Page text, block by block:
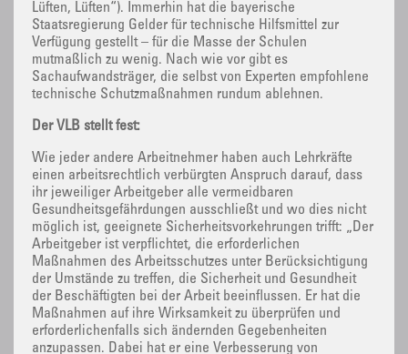
Lüften, Lüften“). Immerhin hat die bayerische
Staatsregierung Gelder für technische Hilfsmittel zur
Verfügung gestellt – für die Masse der Schulen
mutmaßlich zu wenig. Nach wie vor gibt es
Sachaufwandsträger, die selbst von Experten empfohlene
technische Schutzmaßnahmen rundum ablehnen.
Der VLB stellt fest:
Wie jeder andere Arbeitnehmer haben auch Lehrkräfte
einen arbeitsrechtlich verbürgten Anspruch darauf, dass
ihr jeweiliger Arbeitgeber alle vermeidbaren
Gesundheitsgefährdungen ausschließt und wo dies nicht
möglich ist, geeignete Sicherheitsvorkehrungen trifft: „Der
Arbeitgeber ist verpflichtet, die erforderlichen
Maßnahmen des Arbeitsschutzes unter Berücksichtigung
der Umstände zu treffen, die Sicherheit und Gesundheit
der Beschäftigten bei der Arbeit beeinflussen. Er hat die
Maßnahmen auf ihre Wirksamkeit zu überprüfen und
erforderlichenfalls sich ändernden Gegebenheiten
anzupassen. Dabei hat er eine Verbesserung von